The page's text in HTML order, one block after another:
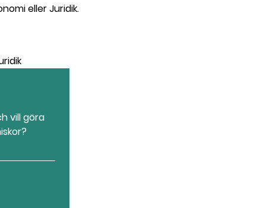
eller Juridik.
vill göra